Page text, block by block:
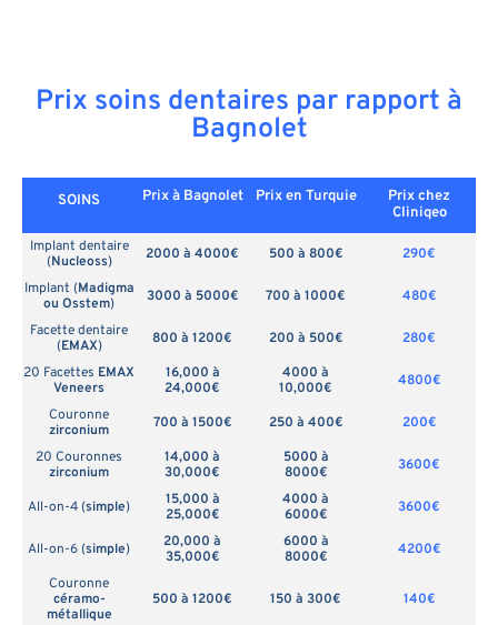
Prix soins dentaires par rapport à
Bagnolet
SOINS Prix à Bagnolet Prix en Turquie
Prix chez
Cliniqeo
Implant dentaire
(Nucleoss) 2000 à 4000€ 500 à 800€
290€
Implant (Madigma
ou Osstem) 3000 à 5000€ 700 à 1000€
480€
Facette dentaire
(EMAX) 800 à 1200€ 200 à 500€
280€
20 Facettes EMAX
Veneers
16,000 à
24,000€
4000 à
10,000€
4800€
Couronne
zirconium
700 à 1500€ 250 à 400€
200€
20 Couronnes
zirconium
14,000 à
30,000€
5000 à
8000€
3600€
All-on-4 (simple)
15,000 à
25,000€
4000 à
6000€
3600€
All-on-6 (simple)
20,000 à
35,000€
6000 à
8000€
4200€
Couronne
céramo-
métallique
500 à 1200€ 150 à 300€ 140€